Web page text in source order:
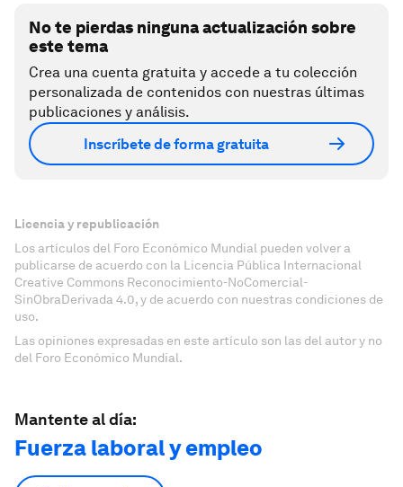
No te pierdas ninguna actualización sobre
este tema
Crea una cuenta gratuita y accede a tu colección
personalizada de contenidos con nuestras últimas
publicaciones y análisis.
Inscríbete de forma gratuita
Licencia y republicación
Los artículos del Foro Económico Mundial pueden volver a
publicarse de acuerdo con la Licencia Pública Internacional
Creative Commons Reconocimiento-NoComercial-
SinObraDerivada 4.0, y de acuerdo con nuestras condiciones de
uso.
Las opiniones expresadas en este artículo son las del autor y no
del Foro Económico Mundial.
Mantente al día:
Fuerza laboral y empleo